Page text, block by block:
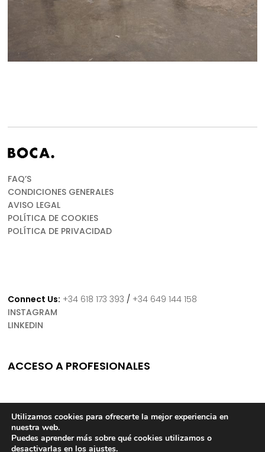
FAQ’S
CONDICIONES GENERALES
AVISO LEGAL
POLÍTICA DE COOKIES
POLÍTICA DE PRIVACIDAD
Connect Us: +34 618 173 393 / +34 649 144 158
INSTAGRAM
LINKEDIN
ACCESO A PROFESIONALES
Copyright © 2022 Boca Concept. Todos los derechos reservados.
Utilizamos cookies para ofrecerte la mejor experiencia en
nuestra web.
Puedes aprender más sobre qué cookies utilizamos o
desactivarlas en los ajustes.